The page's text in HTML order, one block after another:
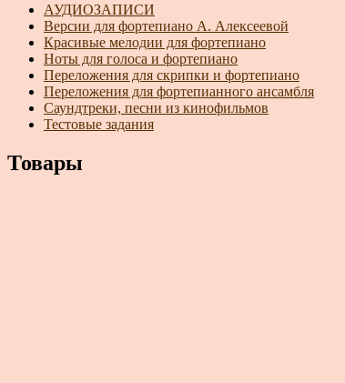
АУДИОЗАПИСИ
Версии для фортепиано А. Алексеевой
Красивые мелодии для фортепиано
Ноты для голоса и фортепиано
Переложения для скрипки и фортепиано
Переложения для фортепианного ансамбля
Саундтреки, песни из кинофильмов
Тестовые задания
Товары